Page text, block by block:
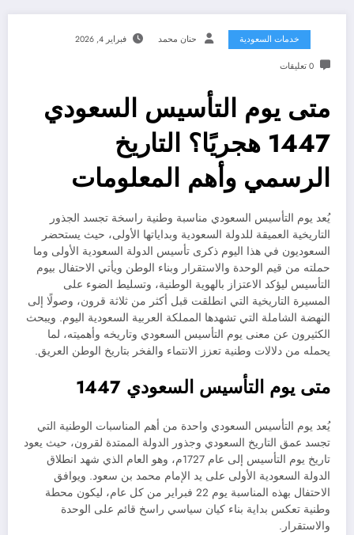
خدمات السعودية حنان محمد فبراير 4, 2026
0 تعليقات
متى يوم التأسيس السعودي
1447 هجريًا؟ التاريخ
الرسمي وأهم المعلومات
يُعد يوم التأسيس السعودي مناسبة وطنية راسخة تجسد الجذور
التاريخية العميقة للدولة السعودية وبداياتها الأولى، حيث يستحضر
السعوديون في هذا اليوم ذكرى تأسيس الدولة السعودية الأولى وما
حملته من قيم الوحدة والاستقرار وبناء الوطن ويأتي الاحتفال بيوم
التأسيس ليؤكد الاعتزاز بالهوية الوطنية، وتسليط الضوء على
المسيرة التاريخية التي انطلقت قبل أكثر من ثلاثة قرون، وصولًا إلى
النهضة الشاملة التي تشهدها المملكة العربية السعودية اليوم. ويبحث
الكثيرون عن معنى يوم التأسيس السعودي وتاريخه وأهميته، لما
يحمله من دلالات وطنية تعزز الانتماء والفخر بتاريخ الوطن العريق.
متى يوم التأسيس السعودي 1447
يُعد يوم التأسيس السعودي واحدة من أهم المناسبات الوطنية التي
تجسد عمق التاريخ السعودي وجذور الدولة الممتدة لقرون، حيث يعود
تاريخ يوم التأسيس إلى عام 1727م، وهو العام الذي شهد انطلاق
الدولة السعودية الأولى على يد الإمام محمد بن سعود. ويوافق
الاحتفال بهذه المناسبة يوم 22 فبراير من كل عام، ليكون محطة
وطنية تعكس بداية بناء كيان سياسي راسخ قائم على الوحدة
والاستقرار.